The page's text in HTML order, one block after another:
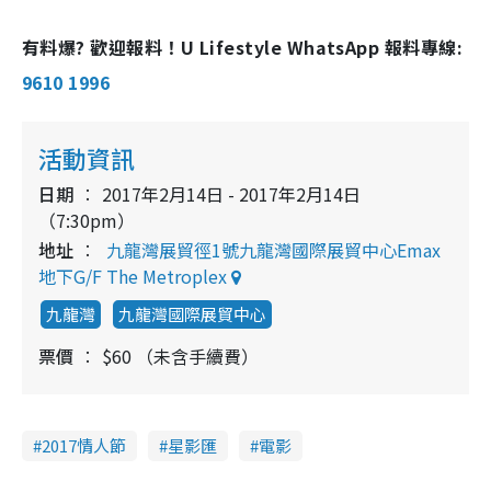
有料爆? 歡迎報料！U Lifestyle WhatsApp 報料專線:
9610 1996
活動資訊
日期
2017年2月14日 - 2017年2月14日
（7:30pm）
地址
九龍灣展貿徑1號九龍灣國際展貿中心Emax
地下G/F The Metroplex
九龍灣 九龍灣國際展貿中心
票價 $60 （未含手續費）
2017情人節 星影匯 電影